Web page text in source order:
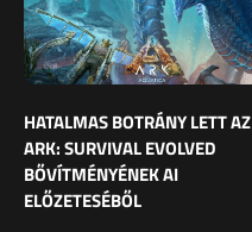
HATALMAS BOTRÁNY LETT AZ
ARK: SURVIVAL EVOLVED
BŐVÍTMÉNYÉNEK AI
ELŐZETESÉBŐL